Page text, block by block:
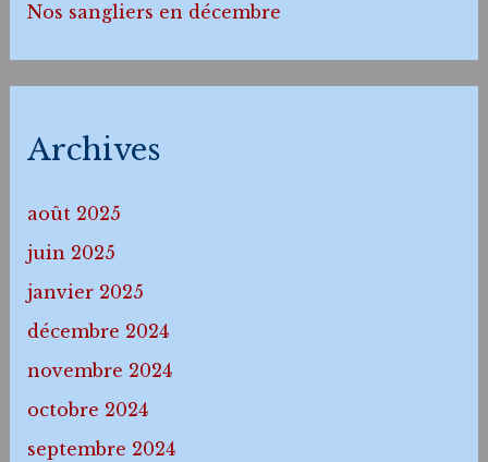
Nos sangliers en décembre
Archives
août 2025
juin 2025
janvier 2025
décembre 2024
novembre 2024
octobre 2024
septembre 2024